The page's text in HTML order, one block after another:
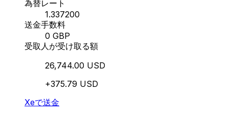
為替レート
1.337200
送金手数料
0 GBP
受取人が受け取る額
26,744.00 USD
+375.79 USD
Xeで送金